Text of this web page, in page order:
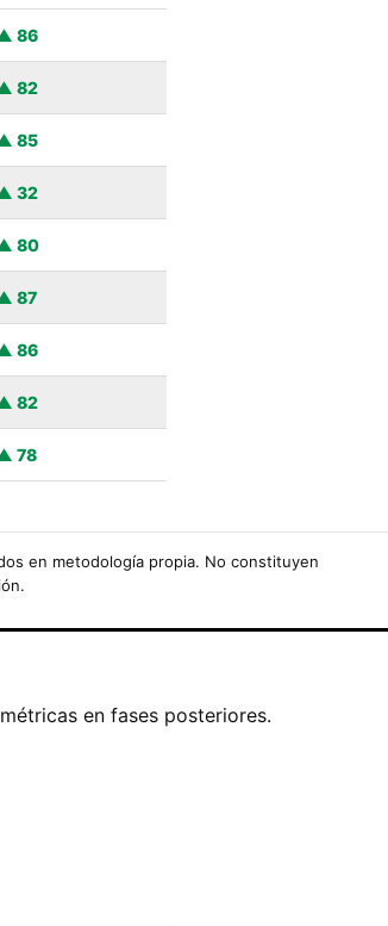
86
82
85
32
80
87
86
82
78
en metodología propia. No constituyen
en fases posteriores.